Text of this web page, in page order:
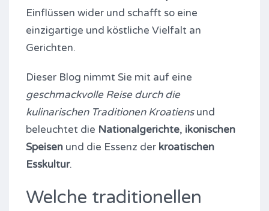
Einflüssen wider und schafft so eine
einzigartige und köstliche Vielfalt an
Gerichten.
Dieser Blog nimmt Sie mit auf eine
geschmackvolle Reise durch die
kulinarischen Traditionen Kroatiensund
beleuchtet die Nationalgerichte, ikonischen
Speisen und die Essenz der kroatischen
Esskultur.
Welche traditionellen